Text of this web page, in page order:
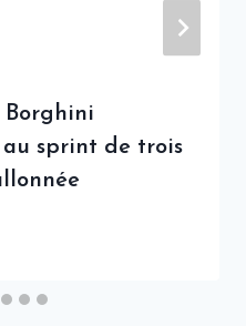
Borghini
au sprint de trois